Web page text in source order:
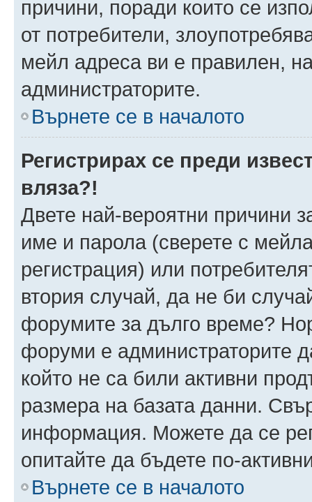
причини, поради които се
от потребители,
мейл адреса ви е правилен,
администраторите.
Върнете се в началото
Регистрирах се преди
вляза?!
Двете най-вероятни причини
име и парола (сверете с
регистрация) или
втория случай, да не би
форумите за дълго време?
форуми е администраторите
който не са били активни
размера на базата данни.
информация. Можете да се
опитайте да бъдете по-
Върнете се в началото